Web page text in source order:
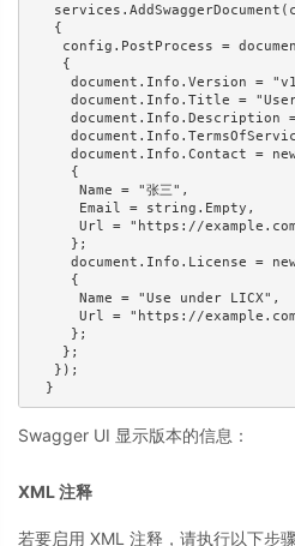
   {
config.PostProcess =
    {
document.Info.Version =
document.Info.Title =
document.Info.Description
document.Info.Contact =
     {
      Name = "张三",
      Email = string.Empty,
Url = "https://
     };
document.Info.License =
     {
      Name = "Use under LICX",
Url = "https://
     };
    };
   });
  }
Swagger UI 显示版本的信息：
XML 注释
若要启用 XML 注释，请执行以下步骤